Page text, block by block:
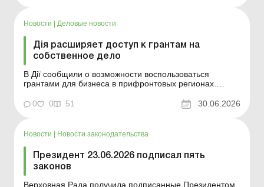
Новости | Деловые новости
Дія расширяет доступ к грантам на
собственное дело
В Дії сообщили о возможности воспользоваться
грантами для бизнеса в прифронтовых регионах.
собственного дела могут предприниматели из
Одесской области и города Славутич. Больше по теме:
трудоустроить рабо...
0 0 51 30.06.2026
Новости Новости законодательства
Президент 23.06.2026 подписал пять
законов
Верховная Рада получила подписанные Президентом